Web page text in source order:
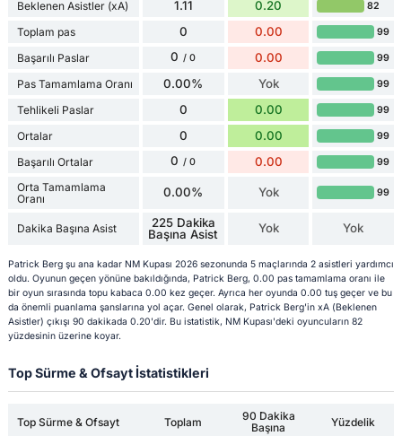
Beklenen Asistler (xA) 1.11 0.20 82
Toplam pas 0 0.00 99
Başarılı Paslar 0 / 0 0.00 99
Pas Tamamlama Oranı 0.00% Yok 99
Tehlikeli Paslar 0 0.00 99
Ortalar 0 0.00 99
Başarılı Ortalar 0 / 0 0.00 99
Orta Tamamlama
Oranı
0.00% Yok 99
Dakika Başına Asist
225 Dakika
Başına Asist
Yok Yok
Patrick Berg şu ana kadar NM Kupası 2026 sezonunda 5 maçlarında 2 asistleri yardımcı
oldu. Oyunun geçen yönüne bakıldığında, Patrick Berg, 0.00 pas tamamlama oranı ile
bir oyun sırasında topu kabaca 0.00 kez geçer. Ayrıca her oyunda 0.00 tuş geçer ve bu
da önemli puanlama şanslarına yol açar. Genel olarak, Patrick Berg'in xA (Beklenen
Asistler) çıkışı 90 dakikada 0.20'dir. Bu istatistik, NM Kupası'deki oyuncuların 82
yüzdesinin üzerine koyar.
Top Sürme & Ofsayt İstatistikleri
Top Sürme & Ofsayt Toplam
90 Dakika
Başına
Yüzdelik